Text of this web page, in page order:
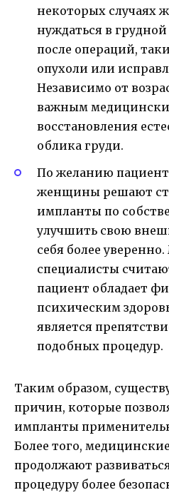
некоторых случаях
нуждаться в
после операций,
опухоли или
Независимо от
важным
восстановления
облика груди.
По желанию
женщины решают
импланты по
улучшить свою
себя более
специалисты
пациент обладает
психическим
является
подобных процедур.
Таким образом,
причин, которые
импланты
Более того,
продолжают
процедуру более